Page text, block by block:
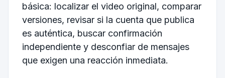
básica: localizar el video original, comparar
versiones, revisar si la cuenta que publica
es auténtica, buscar confirmación
independiente y desconfiar de mensajes
que exigen una reacción inmediata.